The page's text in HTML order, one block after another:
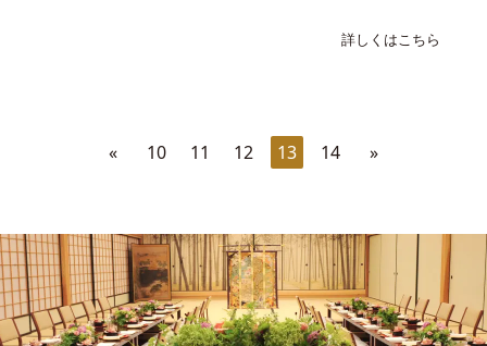
詳しくはこちら
« 10 11 12 13 14 »